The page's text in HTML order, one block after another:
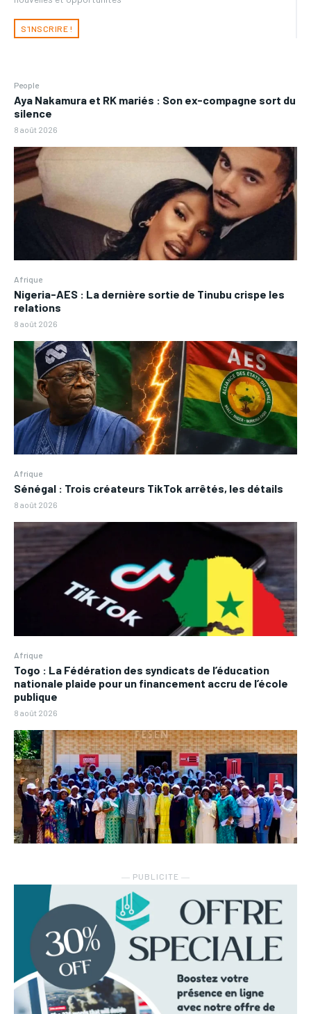
S'INSCRIRE !
People
Aya Nakamura et RK mariés : Son ex-compagne sort du
silence
8 août 2026
Afrique
Nigeria-AES : La dernière sortie de Tinubu crispe les
relations
8 août 2026
Afrique
Sénégal : Trois créateurs TikTok arrêtés, les détails
8 août 2026
Afrique
Togo : La Fédération des syndicats de l’éducation
nationale plaide pour un financement accru de l’école
publique
8 août 2026
― PUBLICITE ―